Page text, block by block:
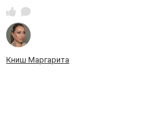
Книш Маргарита